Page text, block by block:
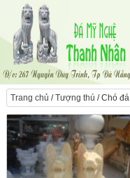
Trang chủ /Tượng thú / Chó đá